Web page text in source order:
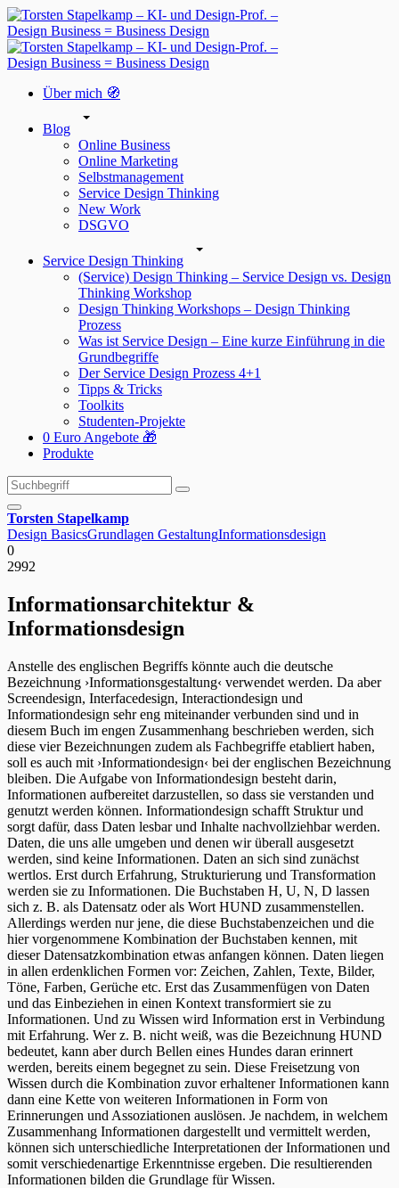
Über mich 🧭
Blog
Online Business
Online Marketing
Selbstmanagement
Service Design Thinking
New Work
DSGVO
Service Design Thinking
(Service) Design Thinking – Service Design vs. Design
Thinking Workshop
Design Thinking Workshops – Design Thinking
Prozess
Was ist Service Design – Eine kurze Einführung in die
Grundbegriffe
Der Service Design Prozess 4+1
Tipps & Tricks
Toolkits
Studenten-Projekte
0 Euro Angebote 🎁
Produkte
Suchen
nach:
Suchen
Torsten Stapelkamp
Design BasicsGrundlagen GestaltungInformationsdesign
0
2992
Informationsarchitektur &
Informationsdesign
Anstelle des englischen Begriffs könnte auch die deutsche
Bezeichnung ›Informationsgestaltung‹ verwendet werden. Da aber
Screendesign, Interfacedesign, Interactiondesign und
Informationdesign sehr eng miteinander verbunden sind und in
diesem Buch im engen Zusammenhang beschrieben werden, sich
diese vier Bezeichnungen zudem als Fachbegriffe etabliert haben,
soll es auch mit ›Informationdesign‹ bei der englischen Bezeichnung
bleiben. Die Aufgabe von Informationdesign besteht darin,
Informationen aufbereitet darzustellen, so dass sie verstanden und
genutzt werden können. Informationdesign schafft Struktur und
sorgt dafür, dass Daten lesbar und Inhalte nachvollziehbar werden.
Daten, die uns alle umgeben und denen wir überall ausgesetzt
werden, sind keine Informationen. Daten an sich sind zunächst
wertlos. Erst durch Erfahrung, Strukturierung und Transformation
werden sie zu Informationen. Die Buchstaben H, U, N, D lassen
sich z. B. als Datensatz oder als Wort HUND zusammenstellen.
Allerdings werden nur jene, die diese Buchstabenzeichen und die
hier vorgenommene Kombination der Buchstaben kennen, mit
dieser Datensatzkombination etwas anfangen können. Daten liegen
in allen erdenklichen Formen vor: Zeichen, Zahlen, Texte, Bilder,
Töne, Farben, Gerüche etc. Erst das Zusammenfügen von Daten
und das Einbeziehen in einen Kontext transformiert sie zu
Informationen. Und zu Wissen wird Information erst in Verbindung
mit Erfahrung. Wer z. B. nicht weiß, was die Bezeichnung HUND
bedeutet, kann aber durch Bellen eines Hundes daran erinnert
werden, bereits einem begegnet zu sein. Diese Freisetzung von
Wissen durch die Kombination zuvor erhaltener Informationen kann
dann eine Kette von weiteren Informationen in Form von
Erinnerungen und Assoziationen auslösen. Je nachdem, in welchem
Zusammenhang Informationen dargestellt und vermittelt werden,
können sich unterschiedliche Interpretationen der Informationen und
somit verschiedenartige Erkenntnisse ergeben. Die resultierenden
Informationen bilden die Grundlage für Wissen.